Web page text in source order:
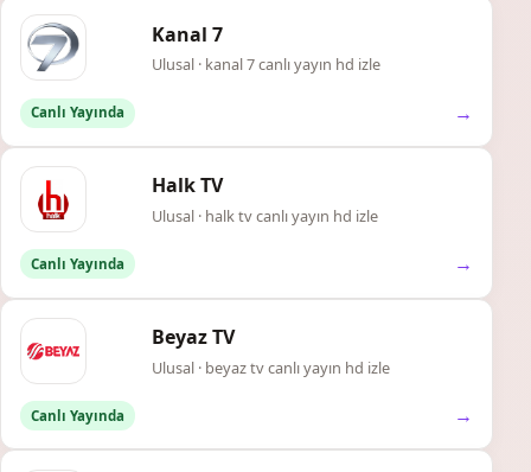
Kanal 7
Ulusal · kanal 7 canlı yayın hd izle
Canlı Yayında →
Halk TV
Ulusal · halk tv canlı yayın hd izle
Canlı Yayında →
Beyaz TV
Ulusal · beyaz tv canlı yayın hd izle
Canlı Yayında →